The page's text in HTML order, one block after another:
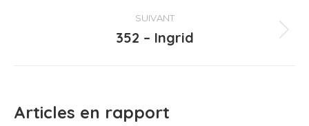
:
SUIVANT
Article
352 – Ingrid
Articles en rapport